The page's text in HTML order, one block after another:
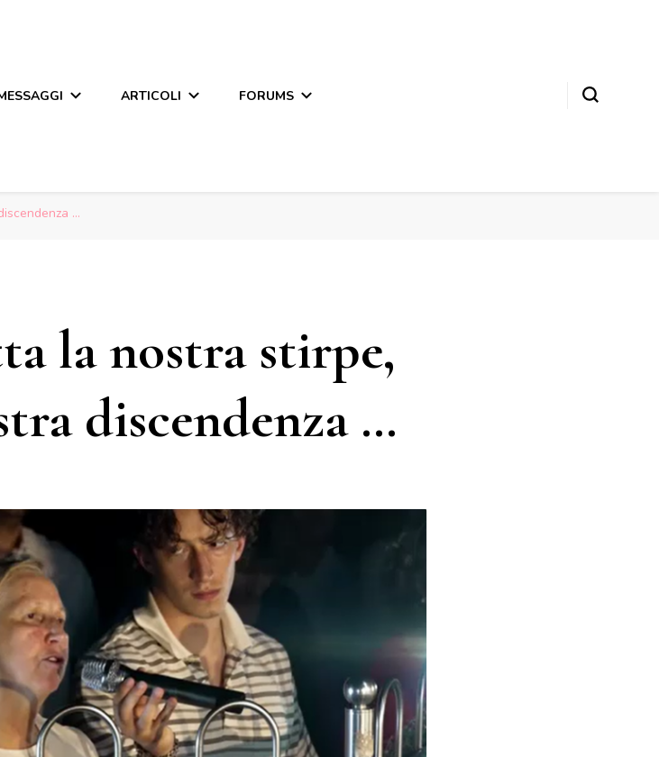
ARTICOLI FORUMS
…
la nostra stirpe,
discendenza …